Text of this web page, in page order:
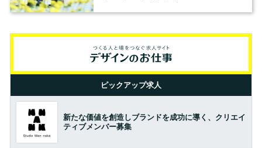
ピックアップ求人
新たな価値を創造しブランドを成功に導く、クリエイ
ティブメンバー募集